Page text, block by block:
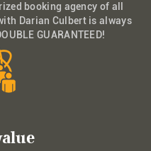
booking agency of all
Darian Culbert is always
GUARANTEED!